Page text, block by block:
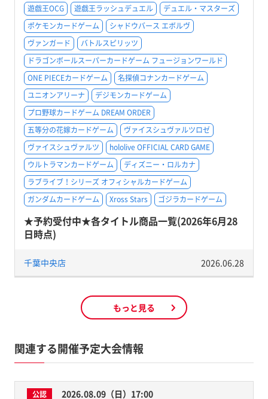
遊戯王OCG 遊戯王ラッシュデュエル
デュエル・マスターズ
ポケモンカードゲーム
シャドウバース エボルヴ
ヴァンガード
バトルスピリッツ
ドラゴンボールスーパーカードゲーム フュージョンワールド
ONE PIECEカードゲーム
名探偵コナンカードゲーム
ユニオンアリーナ
デジモンカードゲーム
プロ野球カードゲーム DREAM ORDER
五等分の花嫁カードゲーム
ヴァイスシュヴァルツロゼ
ヴァイスシュヴァルツ
hololive OFFICIAL CARD GAME
ウルトラマンカードゲーム
ディズニー・ロルカナ
ラブライブ！シリーズ オフィシャルカードゲーム
ガンダムカードゲーム
Xross Stars ゴジラカードゲーム
★予約受付中★各タイトル商品一覧(2026年6月28
日時点)
千葉中央店 2026.06.28
もっと見る
関連する開催予定大会情報
公認 2026.08.09（日）17:00